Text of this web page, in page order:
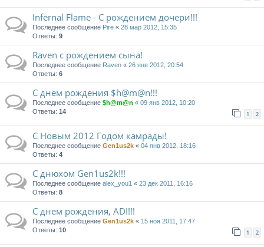
Infernal Flame - С рождением дочери!!!
Последнее сообщение Pire « 28 мар 2012, 15:35
Ответы: 9
Raven c рождением сына!
Последнее сообщение Raven « 26 янв 2012, 20:54
Ответы: 6
С днем рождения $h@m@n!!!
Последнее сообщение $h@m@n « 09 янв 2012, 10:20
Ответы: 14 1 2
С Новым 2012 Годом камрады!
Последнее сообщение Gen1us2k « 04 янв 2012, 18:16
Ответы: 4
С днюхом Gen1us2k!!!
Последнее сообщение alex_you1 « 23 дек 2011, 16:16
Ответы: 8
С днем рождения, ADI!!!
Последнее сообщение Gen1us2k « 15 ноя 2011, 17:47
Ответы: 10 1 2